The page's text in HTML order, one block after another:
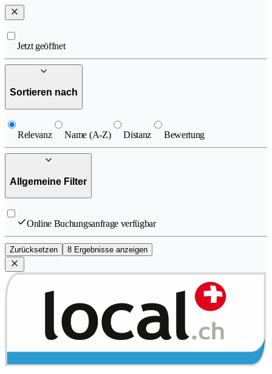
Jetzt geöffnet
Sortieren nach
Relevanz Name (A-Z) Distanz Bewertung
Allgemeine Filter
Online Buchungsanfrage verfügbar
Zurücksetzen 8 Ergebnisse anzeigen